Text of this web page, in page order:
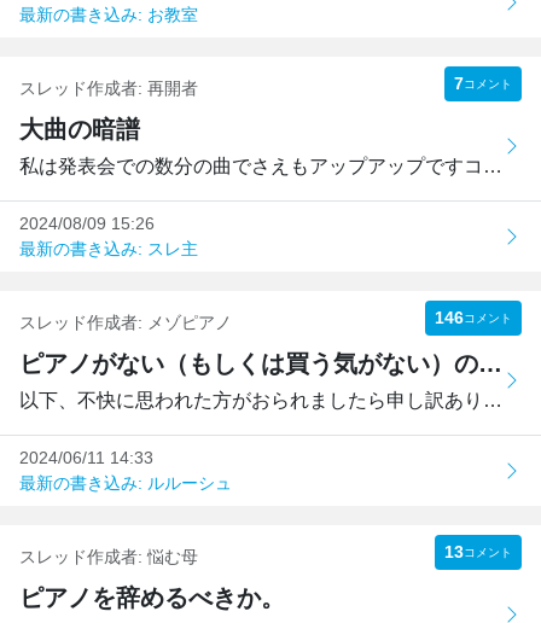
最新の書き込み: お教室
スレッド作成者: 再開者 7コメント
大曲の暗譜
私は発表会での数分の曲でさえもアップアップですコンサート...
2024/08/09 15:26
最新の書き込み: スレ主
スレッド作成者: メゾピアノ 146コメント
ピアノがない（もしくは買う気がない）のになぜピアノ？
以下、不快に思われた方がおられましたら申し訳ありません。...
2024/06/11 14:33
最新の書き込み: ルルーシュ
スレッド作成者:悩む母 13コメント
ピアノを辞めるべきか。